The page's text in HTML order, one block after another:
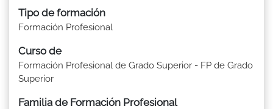
Tipo de formación
Formación Profesional
Curso de
Formación Profesional de Grado Superior - FP de Grado
Superior
Familia de Formación Profesional